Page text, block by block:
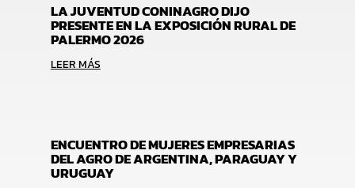
LA JUVENTUD CONINAGRO DIJO
PRESENTE EN LA EXPOSICIÓN RURAL DE
PALERMO 2026
LEER MÁS
ENCUENTRO DE MUJERES EMPRESARIAS
DEL AGRO DE ARGENTINA, PARAGUAY Y
URUGUAY